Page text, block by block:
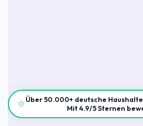
Über 50.000+ deutsche
Mit 4.9/5 Sternen